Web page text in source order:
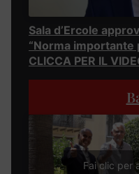
Sala d’Ercole
“Norma importante
CLICCA PER IL
Fai clic per